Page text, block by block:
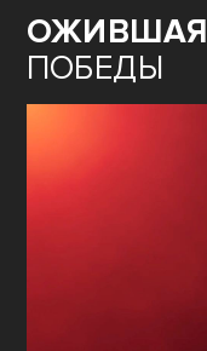
ОЖИВШАЯ
ПОБЕДЫ